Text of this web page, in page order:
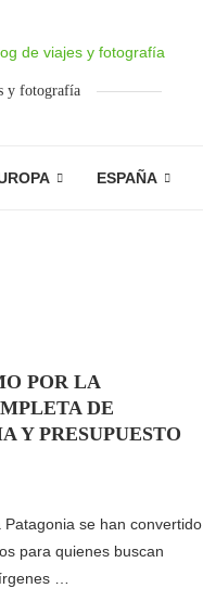
y fotografía
ESPAÑA
POR LA
DE
Y PRESUPUESTO
se han convertido
para quienes buscan
…